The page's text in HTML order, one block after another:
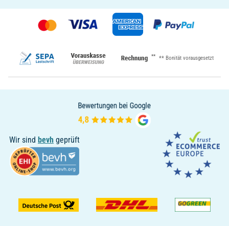
** ** Bonität vorausgesetzt
Wir sind bevh geprüft